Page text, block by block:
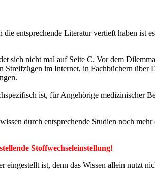
entsprechende Literatur vertieft haben ist
sich nicht mal auf Seite C. Vor dem
im Internet, in Fachbüchern über
ist, für Angehörige medizinischer
durch entsprechende Studien noch
Stoffwechseleinstellung!
eingestellt ist, denn das Wissen allein nutzt